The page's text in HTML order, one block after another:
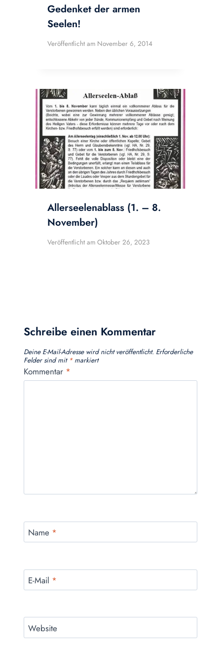
Gedenket der armen
Seelen!
Veröffentlicht am November 6, 2014
Allerseelenablass (1. – 8.
November)
Veröffentlicht am Oktober 26, 2023
Schreibe einen Kommentar
Deine E-Mail-Adresse wird nicht veröffentlicht. Erforderliche
Felder sind mit *markiert
Kommentar *
Name *
E-Mail *
Website